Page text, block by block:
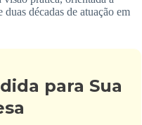
décadas de atuação em
para Sua